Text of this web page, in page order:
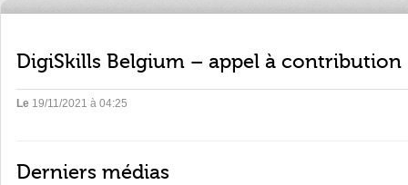
DigiSkills Belgium – appel à contribution
Le 19/11/2021 à 04:25
Derniers médias